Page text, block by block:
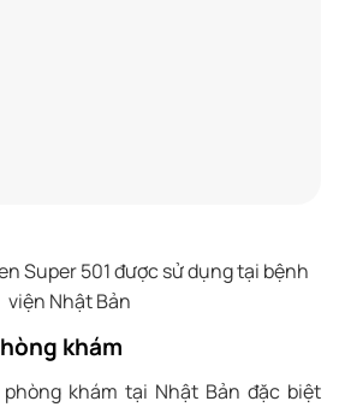
Super 501 được sử dụng tại bệnh
viện Nhật Bản
khám
khám tại Nhật Bản đặc biệt